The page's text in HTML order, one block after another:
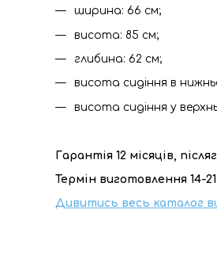
ширина: 66 см;
висота: 85 см;
глибина: 62 см;
висота сидіння в
висота сидіння у
Гарантія 12 місяців,
Термін виготовлення 14-
Дивитись весь каталог